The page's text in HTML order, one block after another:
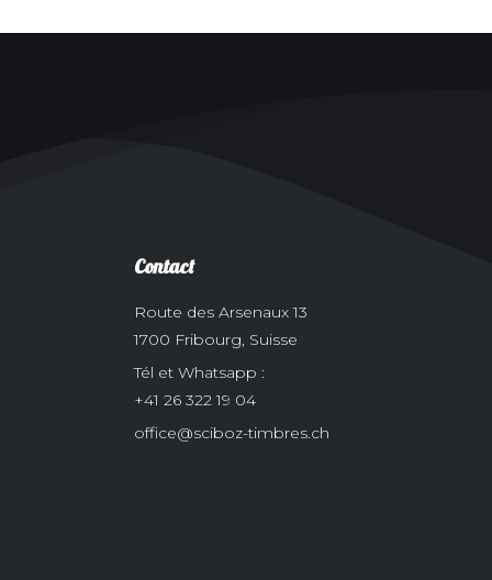
Contact
Route des Arsenaux 13
1700 Fribourg, Suisse
Tél et Whatsapp :
+41 26 322 19 04
office@sciboz-timbres.ch